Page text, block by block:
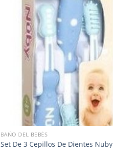
BAÑO DEL BEBÉS
Set De 3 Cepillos De Dientes Nuby